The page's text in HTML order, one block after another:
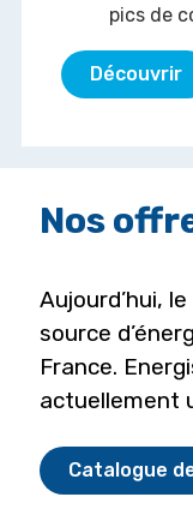
pics de
Découvrir
Nos
Aujourd’hui,
source
France.
actuellement
Catalogue